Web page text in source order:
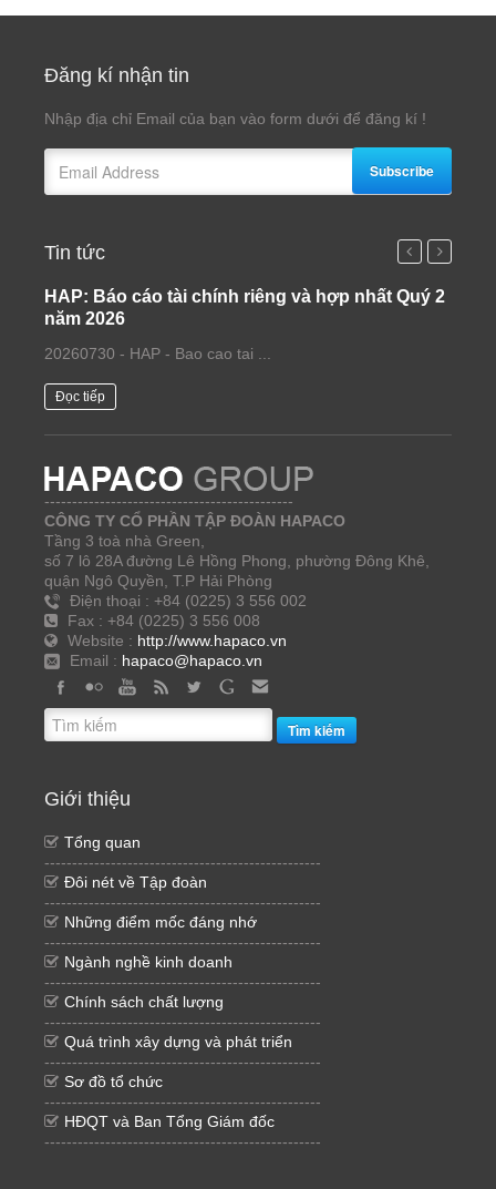
Đăng kí nhận tin
Nhập địa chỉ Email của bạn vào form dưới để đăng kí !
Subscribe
Tin tức
HAP: Báo cáo tài chính riêng và hợp nhất Quý 2
năm 2026
20260730 - HAP - Bao cao tai ...
Đọc tiếp
---------------------------------------------
CÔNG TY CỔ PHẦN TẬP ĐOÀN HAPACO
Tầng 3 toà nhà Green,
số 7 lô 28A đường Lê Hồng Phong, phường Đông Khê,
quận Ngô Quyền, T.P Hải Phòng
Điện thoại : +84 (0225) 3 556 002
Fax : +84 (0225) 3 556 008
Website : http://www.hapaco.vn
Email : hapaco@hapaco.vn
Tìm kiếm
Giới thiệu
Tổng quan
--------------------------------------------------
Đôi nét về Tập đoàn
--------------------------------------------------
Những điểm mốc đáng nhớ
--------------------------------------------------
Ngành nghề kinh doanh
--------------------------------------------------
Chính sách chất lượng
--------------------------------------------------
Quá trình xây dựng và phát triển
--------------------------------------------------
Sơ đồ tổ chức
--------------------------------------------------
HĐQT và Ban Tổng Giám đốc
--------------------------------------------------